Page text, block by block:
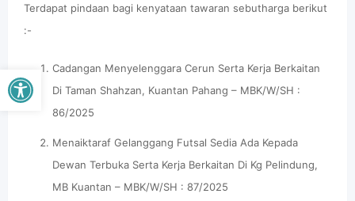
Open toolbar
Terdapat pindaan bagi kenyataan tawaran sebutharga berikut
:-
Cadangan Menyelenggara Cerun Serta Kerja Berkaitan
Di Taman Shahzan, Kuantan Pahang – MBK/W/SH :
86/2025
Menaiktaraf Gelanggang Futsal Sedia Ada Kepada
Dewan Terbuka Serta Kerja Berkaitan Di Kg Pelindung,
MB Kuantan – MBK/W/SH : 87/2025